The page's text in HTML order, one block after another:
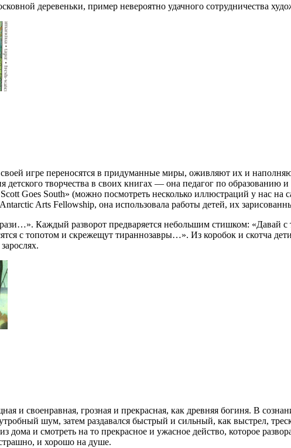
деревеньки, пример невероятно удачного сотрудничества
игре переносятся в придуманные миры, оживляют их и
детского творчества в своих книгах — она педагог по
Goes South» (можно посмотреть несколько иллюстраций у нас на
Arts Fellowship, она использовала работы детей, их
Каждый разворот предваряется небольшим стишком: «Давай
с топотом и скрежещут тираннозавры…». Из коробок и скотча
и своенравная, грозная и прекрасная, как древняя богиня. В
шум, затем раздавался быстрый и сильный, как выстрел,
дома и смотреть на то прекрасное и ужасное действо, которое
и хорошо на душе.